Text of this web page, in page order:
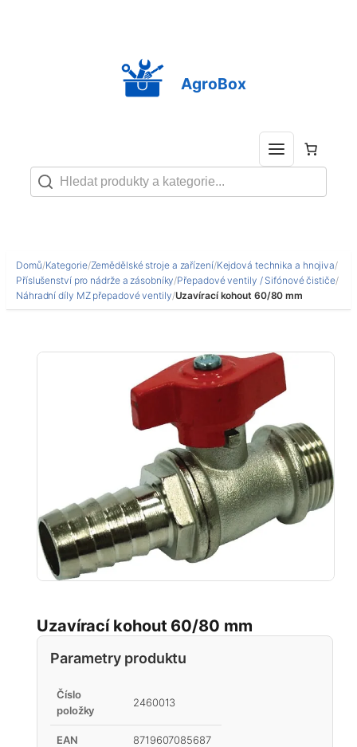
AgroBox
Domů/Kategorie/Zemědělské stroje a zařízení/Kejdová technika a hnojiva/
Příslušenství pro nádrže a zásobníky/Přepadové ventily / Sifónové čističe/
Náhradní díly MZ přepadové ventily/Uzavírací kohout 60/80 mm
Uzavírací kohout 60/80 mm
Parametry produktu
Číslo
položky
2460013
EAN 8719607085687